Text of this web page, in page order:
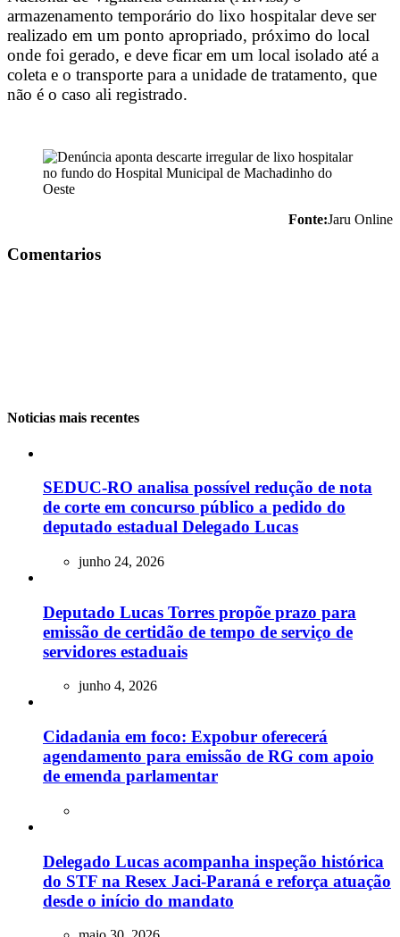
armazenamento temporário do lixo hospitalar deve ser
realizado em um ponto apropriado, próximo do local
onde foi gerado, e deve ficar em um local isolado até a
coleta e o transporte para a unidade de tratamento, que
não é o caso ali registrado.
Fonte:Jaru Online
Comentarios
Noticias mais recentes
SEDUC-RO analisa possível redução de nota
de corte em concurso público a pedido do
deputado estadual Delegado Lucas
junho 24, 2026
Deputado Lucas Torres propõe prazo para
emissão de certidão de tempo de serviço de
servidores estaduais
junho 4, 2026
Cidadania em foco: Expobur oferecerá
agendamento para emissão de RG com apoio
de emenda parlamentar
Delegado Lucas acompanha inspeção histórica
do STF na Resex Jaci-Paraná e reforça atuação
desde o início do mandato